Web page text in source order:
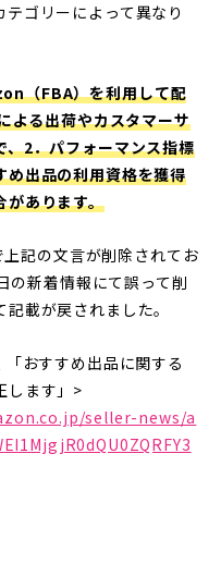
ゴリーによって異なり
（FBA）を利用して配
よる出荷やカスタマーサ
、2．パフォーマンス指標
め出品の利用資格を獲得
があります。
記の文言が削除されてお
の新着情報にて誤って削
載が戻されました。
おすすめ出品に関する
します」>
seller-news/a